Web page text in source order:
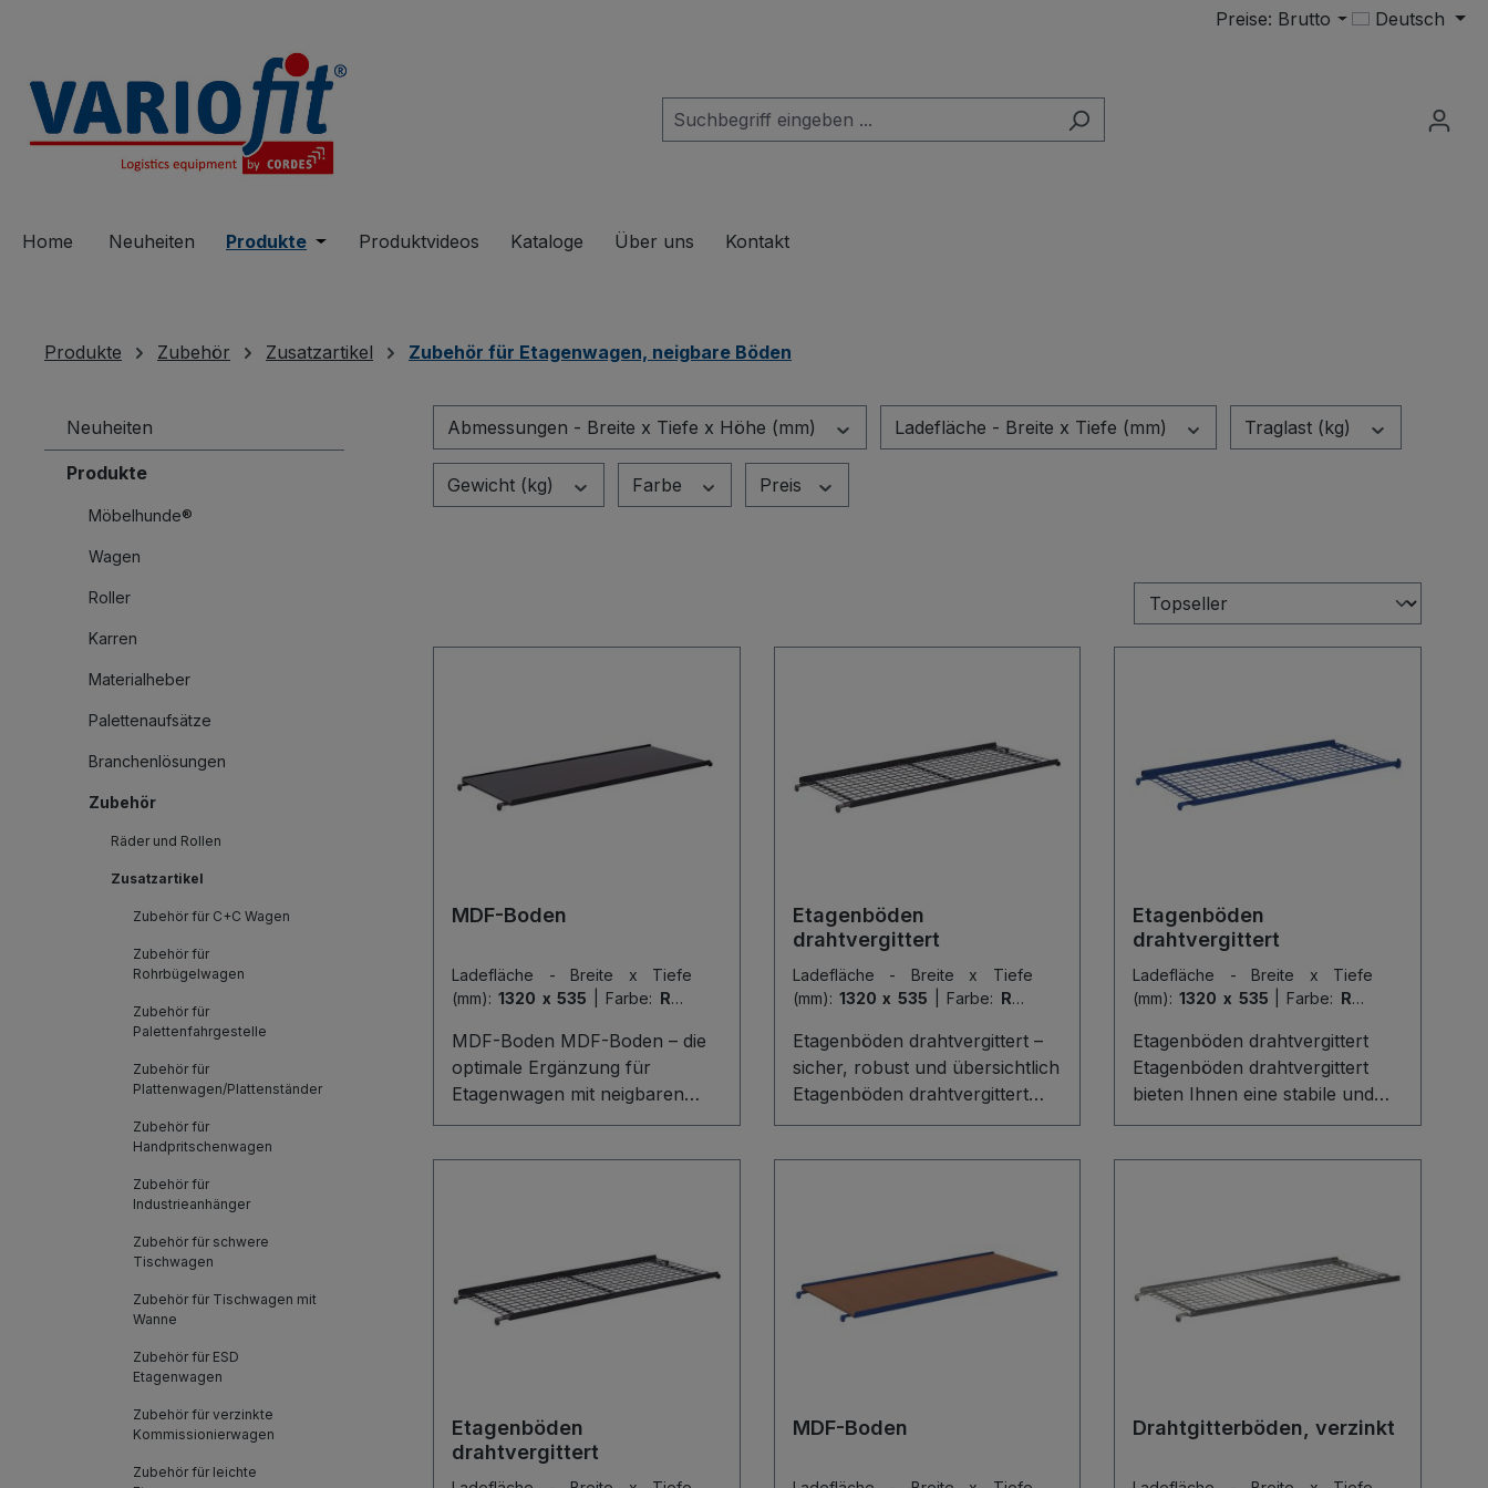
Preise: Brutto Deutsch
Home Neuheiten Produkte Öffne oder Schließe das Dropdown der Kategorie Produkte
Produktvideos Kataloge Über uns Kontakt
Produkte Zubehör Zusatzartikel Zubehör für Etagenwagen, neigbare Böden
Neuheiten
Produkte
Möbelhunde®
Wagen
Roller
Karren
Materialheber
Palettenaufsätze
Branchenlösungen
Zubehör
Räder und Rollen
Zusatzartikel
Zubehör für C+C Wagen
Zubehör für
Rohrbügelwagen
Zubehör für
Palettenfahrgestelle
Zubehör für
Plattenwagen/Plattenständer
Zubehör für
Handpritschenwagen
Zubehör für
Industrieanhänger
Zubehör für schwere
Tischwagen
Zubehör für Tischwagen mit
Wanne
Zubehör für ESD
Etagenwagen
Zubehör für verzinkte
Kommissionierwagen
Zubehör für leichte
Abmessungen - Breite x Tiefe x Höhe (mm) Ladefläche - Breite x Tiefe (mm) Traglast (kg)
Gewicht (kg) Farbe Preis
MDF-Boden
Ladefläche - Breite x Tiefe
(mm): 1320 x 535 Farbe: RAL
MDF-Boden MDF-Boden – die
optimale Ergänzung für
Etagenwagen mit neigbaren
Etagenböden. Die robuste
Abrutschen. Dank dauerhaftem
Oberflächenschutz ist der
MDF-Boden schlag- und
kratzfest und bleibt auch bei
Etagenböden
drahtvergittert
Ladefläche - Breite x Tiefe
(mm): 1320 x 535 Farbe: RAL
Etagenböden drahtvergittert –
sicher, robust und übersichtlich
Etagenböden drahtvergittert
bieten Ihnen eine sichere und
robustem Drahtgitter mit
Maschenweite 50 x 50 mm
gewährleistet optimale Sicht
während die schlag- und
Etagenböden
drahtvergittert
Ladefläche - Breite x Tiefe
(mm):1320 x 535 Farbe: RAL
Etagenböden drahtvergittert
Etagenböden drahtvergittert
bieten Ihnen eine stabile und
sichere Ablagefläche für
optimale Sicht und Belüftung
Ihrer Ware, während der 15
mm hohe Rand ein Abrutschen
professionellen Einsatz im
Etagenböden
drahtvergittert
MDF-Boden Drahtgitterböden, verzinkt